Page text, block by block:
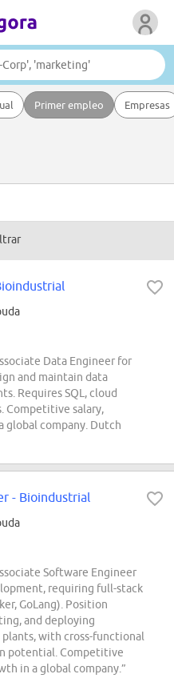
Primer empleo Empresas
Data Engineer for
and maintain data
Requires SQL, cloud
Competitive salary,
global company. Dutch
- Bioindustrial
Software Engineer
requiring full-stack
GoLang). Position
and deploying
with cross-functional
potential. Competitive
in a global company.”